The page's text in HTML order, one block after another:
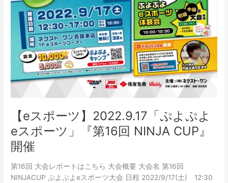
【eスポーツ】2022.9.17「ぷよぷよ
eスポーツ」『第16回 NINJA CUP』
開催
第16回 大会レポートはこちら 大会概要 大会名 第16回
NINJACUP ぷよぷよeスポーツ大会 日程 2022/9/17(土) 12:30
CUP』
開
催